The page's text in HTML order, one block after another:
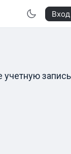
учетную